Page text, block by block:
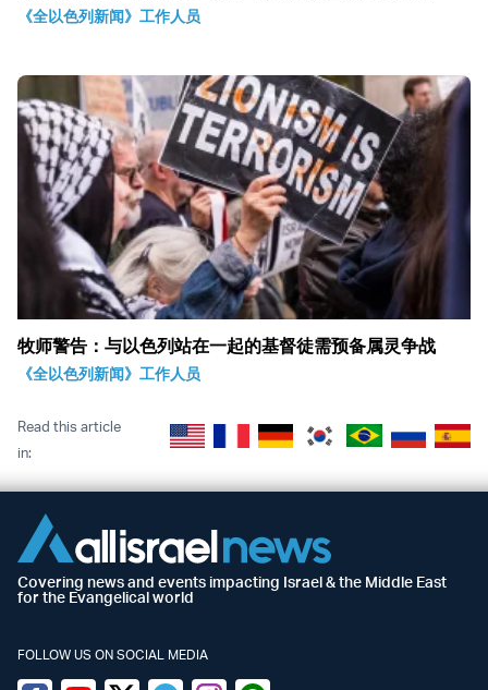
《全以色列新闻》工作人员
牧师警告：与以色列站在一起的基督徒需预备属灵争战
《全以色列新闻》工作人员
Read this article
in:
Covering news and events impacting Israel & the Middle East
for the Evangelical world
FOLLOW US ON SOCIAL MEDIA